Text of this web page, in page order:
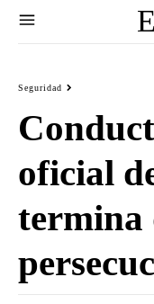
Seguridad
oficial
termina